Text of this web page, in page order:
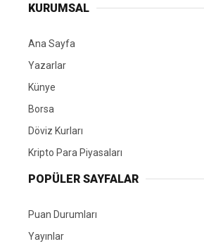
KURUMSAL
Ana Sayfa
Yazarlar
Künye
Borsa
Döviz Kurları
Kripto Para Piyasaları
POPÜLER SAYFALAR
Puan Durumları
Yayınlar